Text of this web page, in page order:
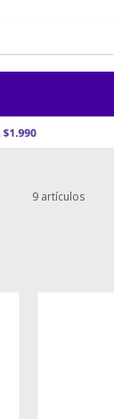
9 artículos